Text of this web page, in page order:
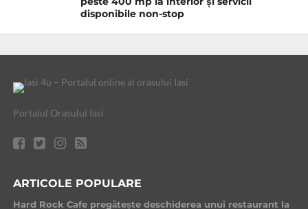
disponibile non-stop
Portalul Orasului Iasi
ARTICOLE POPULARE
Hard Rock Cafe pregătește deschiderea unui restaurant la